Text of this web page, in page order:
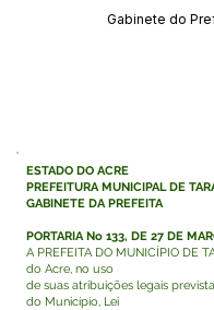
Gabinete do
ESTADO DO ACRE
PREFEITURA MUNICIPAL DE
GABINETE DA PREFEITA
PORTARIA No 133, DE 27 DE
A PREFEITA DO MUNICÍPIO DE
do Acre, no uso
de suas atribuições legais
do Município, Lei